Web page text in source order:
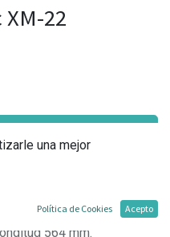
22
564 mm.
una mejor
Política de Cookies Acepto